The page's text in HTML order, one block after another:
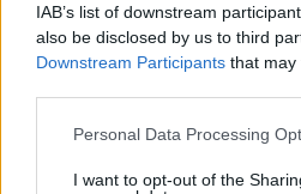
IAB’s list of downstream
also be disclosed by us to third
Downstream Participants that may
Please note that this website/app
not limited to your visit or usage
Personal Data Processing
I want to opt-out of the
Περισσότερο κόσμημα παρά
είναι η νέα μας εμμονή
πριν 5 λεπτά
Άγριο διπλό έγκλημα στην
αδέλφια από τη Ρωσία για τη
οικογένεια για το φορτηγάκι
πριν 6 λεπτά